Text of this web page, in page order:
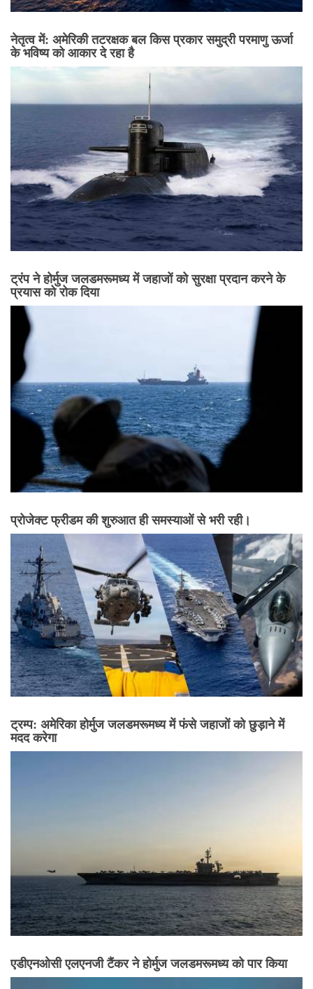
नेतृत्व में: अमेरिकी तटरक्षक बल किस प्रकार समुद्री परमाणु ऊर्जा
के भविष्य को आकार दे रहा है
ट्रंप ने होर्मुज जलडमरूमध्य में जहाजों को सुरक्षा प्रदान करने के
प्रयास को रोक दिया
प्रोजेक्ट फ्रीडम की शुरुआत ही समस्याओं से भरी रही।
ट्रम्प: अमेरिका होर्मुज जलडमरूमध्य में फंसे जहाजों को छुड़ाने में
मदद करेगा
एडीएनओसी एलएनजी टैंकर ने होर्मुज जलडमरूमध्य को पार किया